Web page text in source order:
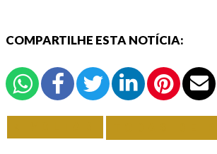
COMPARTILHE ESTA NOTÍCIA: